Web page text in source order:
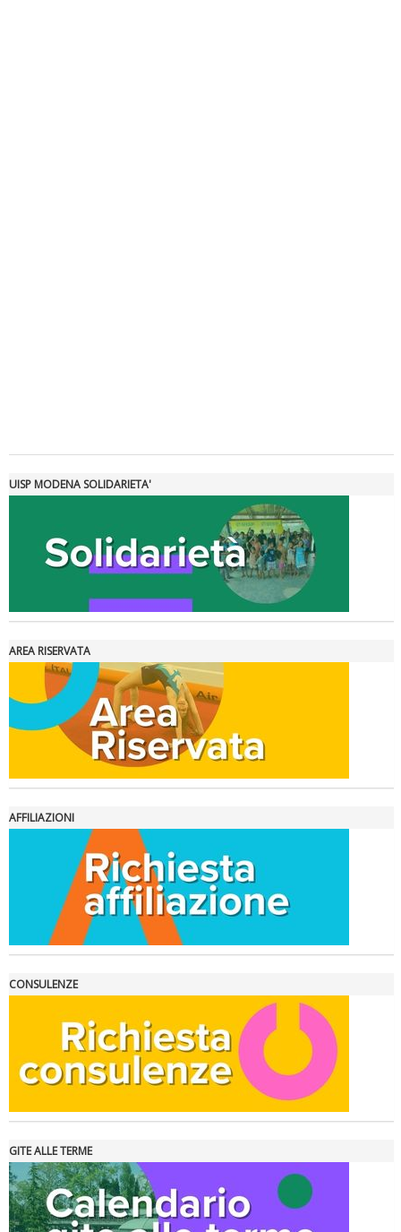
Tiziano Pesce a Radio InBlu2000 traccia il bilancio della stagione
Ddl Lobby, Uisp: “Il Parlamento valorizzi le nostre specificità"
Tiziano Pesce nel Cda di Fondazione Terzjus: prima riunione a
UISP MODENA SOLIDARIETA'
AREA RISERVATA
AFFILIAZIONI
CONSULENZE
GITE ALLE TERME